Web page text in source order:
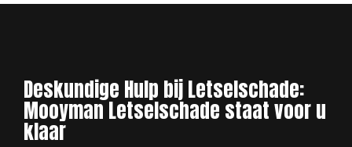
Deskundige Hulp bij Letselschade:
Mooyman Letselschade staat voor u
klaar